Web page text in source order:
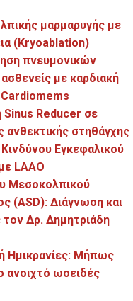
μαρμαρυγής με
(Kryoablation)
πνευμονικών
με καρδιακή
Cardiomems
Reducer σε
ανθεκτικής στηθάγχης
Εγκεφαλικού
LAAO
Μεσοκολπικού
(ASD): Διάγνωση και
τον Δρ. Δημητριάδη
Ημικρανίες: Μήπως
ανοιχτό ωοειδές
με MitraClip